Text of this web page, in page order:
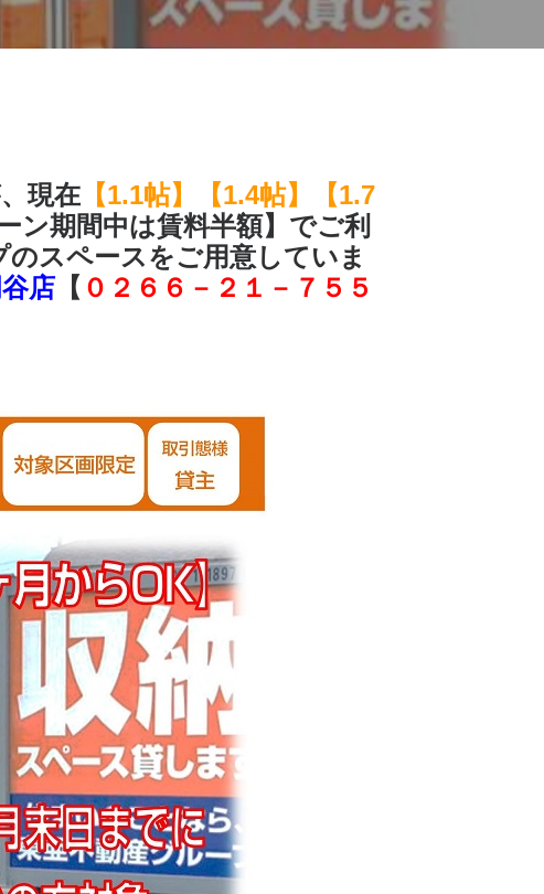
現在 【1.1帖】【1.4帖】【1.7
ン期間中は賃料半額】でご利
スペースをご用意していま
店 【 ０２６６－２１－７５５